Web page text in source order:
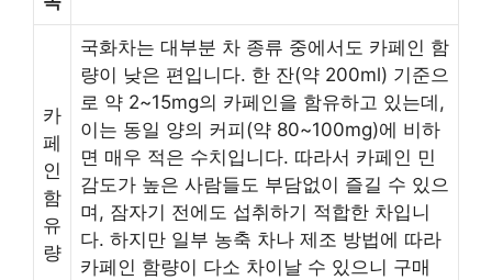
카
페
인
함
유
량
국화차는 대부분 차 종류 중에서도 카페인 함
량이 낮은 편입니다. 한 잔(약 200ml) 기준으
로 약 2~15mg의 카페인을 함유하고 있는데,
이는 동일 양의 커피(약 80~100mg)에 비하
면 매우 적은 수치입니다. 따라서 카페인 민
감도가 높은 사람들도 부담없이 즐길 수 있으
며, 잠자기 전에도 섭취하기 적합한 차입니
다. 하지만 일부 농축 차나 제조 방법에 따라
카페인 함량이 다소 차이날 수 있으니 구매